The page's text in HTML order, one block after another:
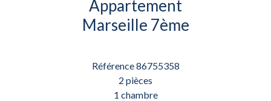
Appartement
Marseille 7ème
Référence86755358
2 pièces
1 chambre